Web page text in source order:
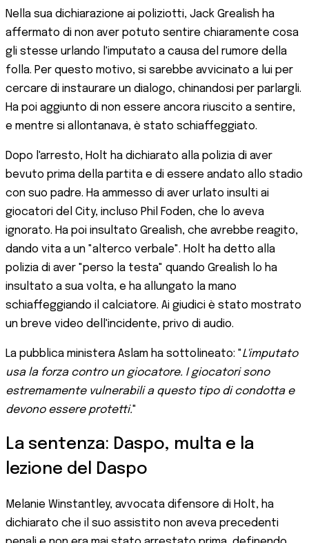
Nella sua dichiarazione ai poliziotti, Jack Grealish ha
affermato di non aver potuto sentire chiaramente cosa
gli stesse urlando l'imputato a causa del rumore della
folla. Per questo motivo, si sarebbe avvicinato a lui per
cercare di instaurare un dialogo, chinandosi per parlargli.
Ha poi aggiunto di non essere ancora riuscito a sentire,
e mentre si allontanava, è stato schiaffeggiato.
Dopo l'arresto, Holt ha dichiarato alla polizia di aver
bevuto prima della partita e di essere andato allo stadio
con suo padre. Ha ammesso di aver urlato insulti ai
giocatori del City, incluso Phil Foden, che lo aveva
ignorato. Ha poi insultato Grealish, che avrebbe reagito,
dando vita a un "alterco verbale". Holt ha detto alla
polizia di aver "perso la testa" quando Grealish lo ha
insultato a sua volta, e ha allungato la mano
schiaffeggiando il calciatore. Ai giudici è stato mostrato
un breve video dell'incidente, privo di audio.
La pubblica ministera Aslam ha sottolineato: "L'imputato
usa la forza contro un giocatore. I giocatori sono
estremamente vulnerabili a questo tipo di condotta e
devono essere protetti."
La sentenza: Daspo, multa e la
lezione del Daspo
Melanie Winstantley, avvocata difensore di Holt, ha
dichiarato che il suo assistito non aveva precedenti